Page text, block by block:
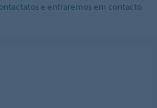
e entraremos em contacto